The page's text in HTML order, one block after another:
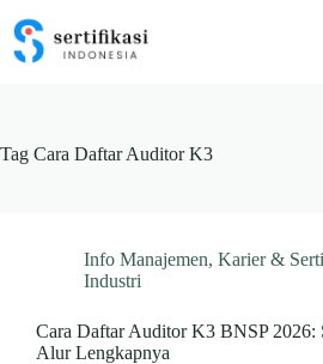
content
Tag Cara Daftar Auditor K3
Info Manajemen, Karier &
Industri
Cara Daftar Auditor K3 BNSP 2026:
Alur Lengkapnya